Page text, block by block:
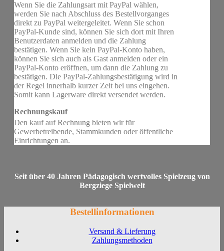
Wenn Sie die Zahlungsart mit PayPal wählen,
werden Sie nach Abschluss des Bestellvorganges
direkt zu PayPal weitergeleitet. Wenn Sie schon
PayPal-Kunde sind, können Sie sich dort mit Ihren
Benutzerdaten anmelden und die Zahlung
bestätigen. Wenn Sie kein PayPal-Konto haben,
können Sie sich auch als Gast anmelden oder ein
PayPal-Konto eröffnen, um dann die Zahlung zu
bestätigen. Die PayPal-Zahlungsbestätigung wird in
der Regel innerhalb kurzer Zeit bei uns eingehen.
Somit kann Lagerware direkt versendet werden.
Rechnungskauf
Den kauf auf Rechnung bieten wir für
Gewerbetreibende, Stammkunden oder öffentliche
Einrichtungen an.
Seit über 40 Jahren Pädagogisch wertvolles Spielzeug von
Bergziege Spielwelt
Bestellinformationen
Versand & Lieferung
Zahlungsmethoden